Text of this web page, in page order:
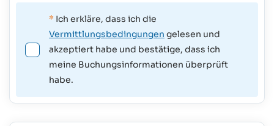
* Ich erkläre, dass ich die
Vermittlungsbedingungen gelesen und
akzeptiert habe und bestätige, dass ich
meine Buchungsinformationen überprüft
habe.